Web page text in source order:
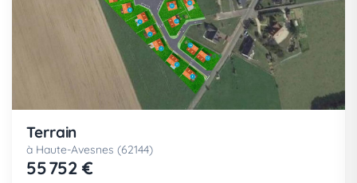
Terrain
à Haute-Avesnes (62144)
55 752 €